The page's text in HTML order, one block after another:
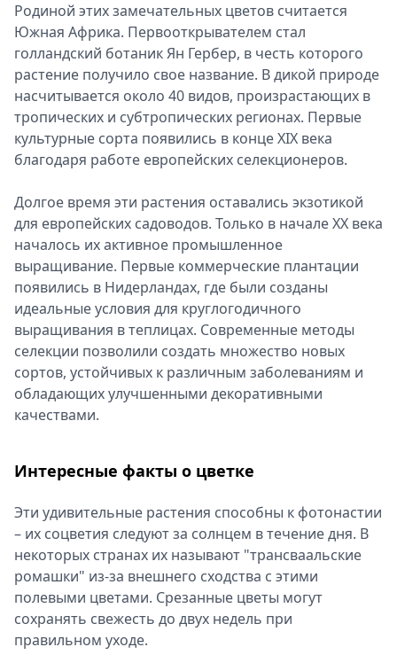
Родиной этих замечательных цветов считается
Южная Африка. Первооткрывателем стал
голландский ботаник Ян Гербер, в честь которого
растение получило свое название. В дикой природе
насчитывается около 40 видов, произрастающих в
тропических и субтропических регионах. Первые
культурные сорта появились в конце XIX века
благодаря работе европейских селекционеров.
Долгое время эти растения оставались экзотикой
для европейских садоводов. Только в начале XX века
началось их активное промышленное
выращивание. Первые коммерческие плантации
появились в Нидерландах, где были созданы
идеальные условия для круглогодичного
выращивания в теплицах. Современные методы
селекции позволили создать множество новых
сортов, устойчивых к различным заболеваниям и
обладающих улучшенными декоративными
качествами.
Интересные факты о цветке
Эти удивительные растения способны к фотонастии
– их соцветия следуют за солнцем в течение дня. В
некоторых странах их называют "трансваальские
ромашки" из-за внешнего сходства с этими
полевыми цветами. Срезанные цветы могут
сохранять свежесть до двух недель при
правильном уходе.